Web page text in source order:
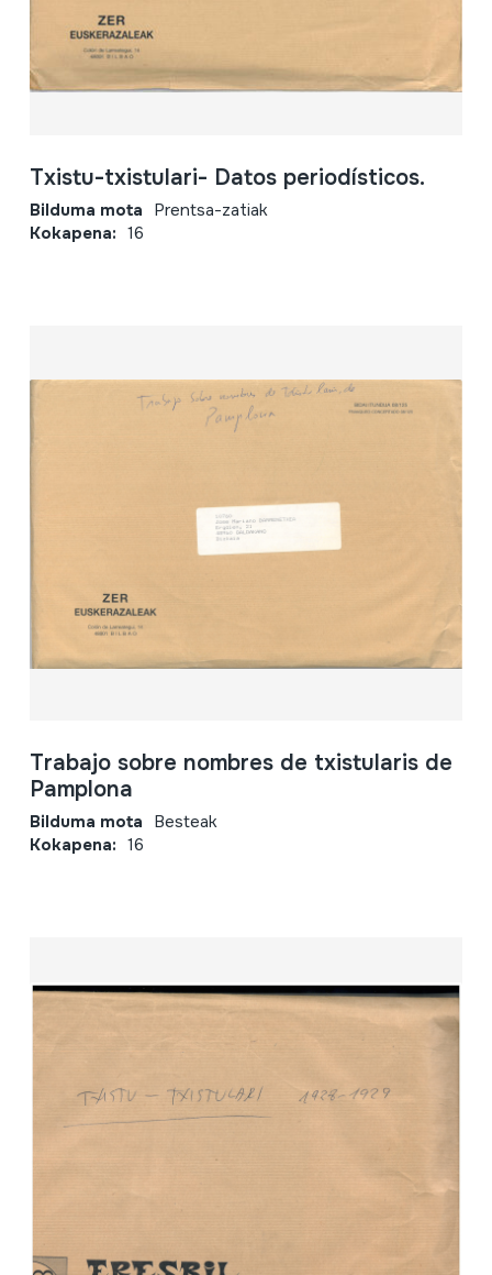
Txistu-txistulari- Datos periodísticos.
Bilduma mota Prentsa-zatiak
Kokapena: 16
Trabajo sobre nombres de txistularis de
Pamplona
Bilduma mota Besteak
Kokapena: 16